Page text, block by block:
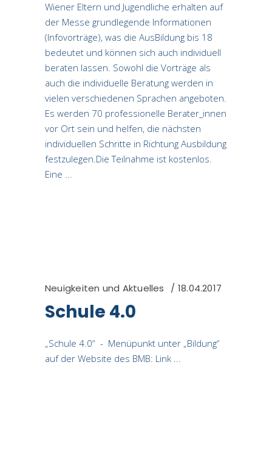
Wiener Eltern und Jugendliche erhalten auf
der Messe grundlegende Informationen
(Infovorträge), was die AusBildung bis 18
bedeutet und können sich auch individuell
beraten lassen. Sowohl die Vorträge als
auch die individuelle Beratung werden in
vielen verschiedenen Sprachen angeboten.
Es werden 70 professionelle Berater_innen
vor Ort sein und helfen, die nächsten
individuellen Schritte in Richtung Ausbildung
festzulegen.Die Teilnahme ist kostenlos.
Eine
Neuigkeiten und Aktuelles 18.04.2017
Schule 4.0
„Schule 4.0“ - Menüpunkt unter „Bildung“
auf der Website des BMB: Link